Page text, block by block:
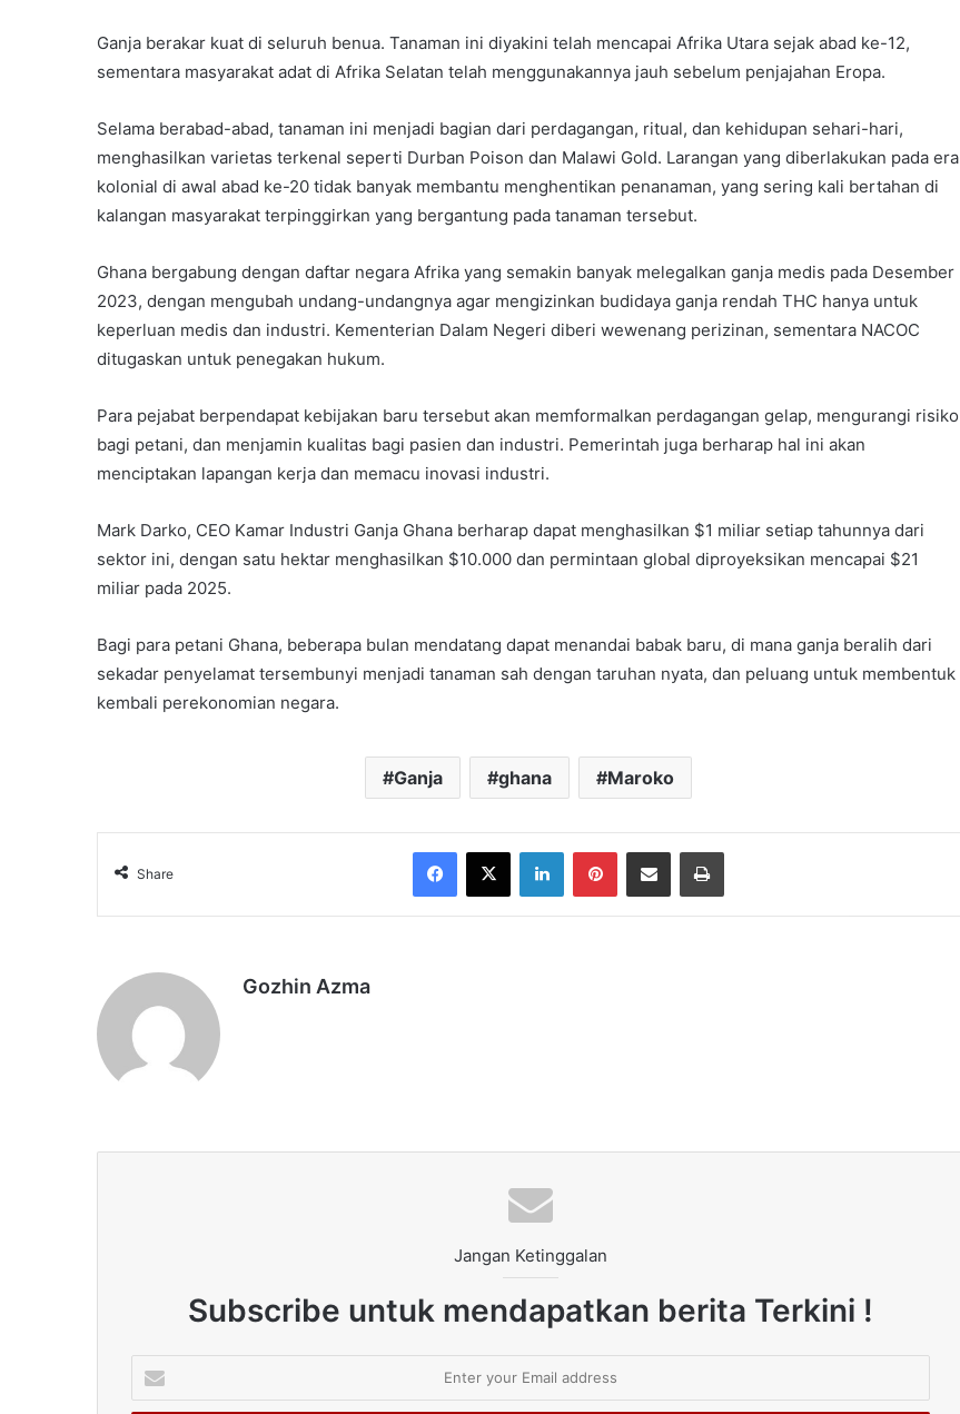
Ganja berakar kuat di seluruh benua. Tanaman ini diyakini telah mencapai Afrika Utara sejak abad ke-12,
sementara masyarakat adat di Afrika Selatan telah menggunakannya jauh sebelum penjajahan Eropa.
Selama berabad-abad, tanaman ini menjadi bagian dari perdagangan, ritual, dan kehidupan sehari-hari,
menghasilkan varietas terkenal seperti Durban Poison dan Malawi Gold. Larangan yang diberlakukan pada era
kolonial di awal abad ke-20 tidak banyak membantu menghentikan penanaman, yang sering kali bertahan di
kalangan masyarakat terpinggirkan yang bergantung pada tanaman tersebut.
Ghana bergabung dengan daftar negara Afrika yang semakin banyak melegalkan ganja medis pada Desember
2023, dengan mengubah undang-undangnya agar mengizinkan budidaya ganja rendah THC hanya untuk
keperluan medis dan industri. Kementerian Dalam Negeri diberi wewenang perizinan, sementara NACOC
ditugaskan untuk penegakan hukum.
Para pejabat berpendapat kebijakan baru tersebut akan memformalkan perdagangan gelap, mengurangi risiko
bagi petani, dan menjamin kualitas bagi pasien dan industri. Pemerintah juga berharap hal ini akan
menciptakan lapangan kerja dan memacu inovasi industri.
Mark Darko, CEO Kamar Industri Ganja Ghana berharap dapat menghasilkan $1 miliar setiap tahunnya dari
sektor ini, dengan satu hektar menghasilkan $10.000 dan permintaan global diproyeksikan mencapai $21
miliar pada 2025.
Bagi para petani Ghana, beberapa bulan mendatang dapat menandai babak baru, di mana ganja beralih dari
sekadar penyelamat tersembunyi menjadi tanaman sah dengan taruhan nyata, dan peluang untuk membentuk
kembali perekonomian negara.
Ganja ghana Maroko
Share
Facebook
X LinkedInPinterestShare via Email Print
Gozhin Azma
Jangan Ketinggalan
Subscribe untuk mendapatkan berita Terkini !
your